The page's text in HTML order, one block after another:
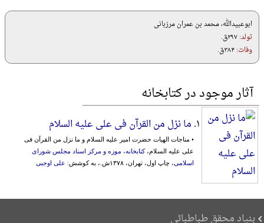
ابوعبیدالله، محمد بن عمران مرزبانی
تولد:۲۹۷ق.
وفات:۳۸۴ق.
آثار موجود در کتابخانه
۱. ما نزل من القرآن فی علی علیه السلام
• مناجات الهیات حضرت امیر علیه السلام و ما نزل من القرآن فی
علی علیه السلام،کتابخانه، موزه و مرکز اسناد مجلس شورای
اسلامی، چاپ اول، تهران، ۱۳۷۸ش.، به کوشش: علی اوجبی
بنیاد محقق طباطبائی